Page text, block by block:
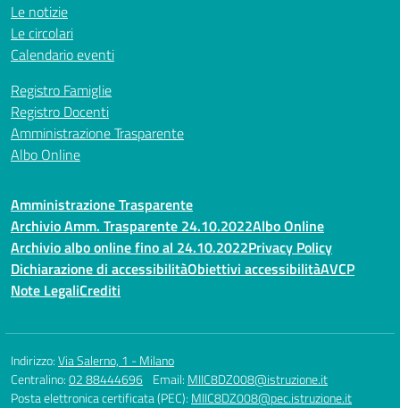
Le notizie
Le circolari
Calendario eventi
Registro Famiglie
Registro Docenti
Amministrazione Trasparente
Albo Online
Amministrazione Trasparente
Archivio Amm. Trasparente 24.10.2022Albo Online
Archivio albo online fino al 24.10.2022Privacy Policy
Dichiarazione di accessibilitàObiettivi accessibilitàAVCP
Note LegaliCrediti
Indirizzo:Via Salerno, 1 - Milano
Centralino:02 88444696 Email: MIIC8DZ008@istruzione.it
Posta elettronica certificata (PEC): MIIC8DZ008@pec.istruzione.it